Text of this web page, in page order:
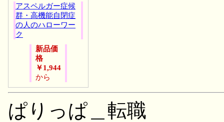
アスペルガー症候
群・高機能自閉症
の人のハローワー
ク
新品価
格
￥1,944
から
ぱりっぱ＿転職